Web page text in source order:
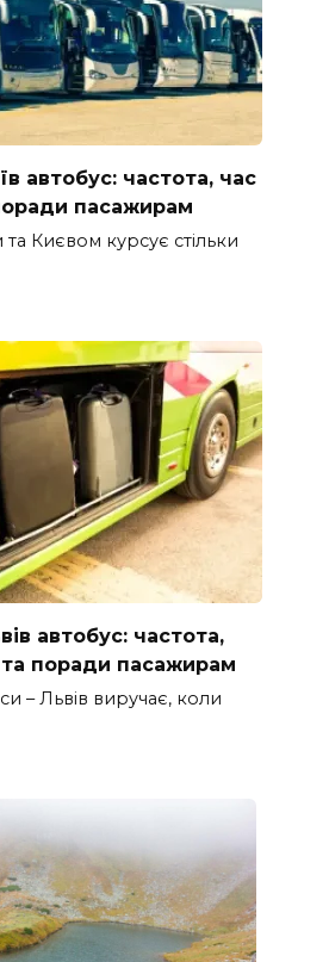
автобус: частота, час
пасажирам
Києвом курсує стільки
автобус: частота,
та поради пасажирам
– Львів виручає, коли